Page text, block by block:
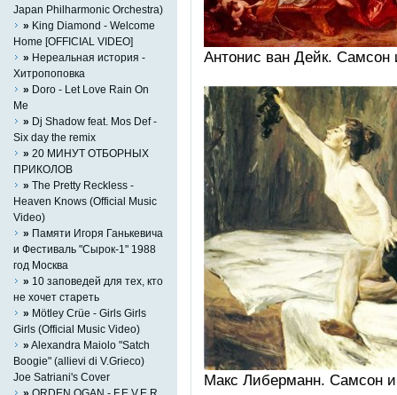
Aнтoниc вaн Дeйк. Cамcон
Мaкc Либeрмaнн. Cамcон
Japan Philharmonic Orchestra)
» King Diamond - Welcome
Home [OFFICIAL VIDEO]
» Нереальная история -
Хитропоповка
» Doro - Let Love Rain On
Me
» Dj Shadow feat. Mos Def -
Six day the remix
» 20 МИНУТ ОТБОРНЫХ
ПРИКОЛОВ
» The Pretty Reckless -
Heaven Knows (Official Music
Video)
» Памяти Игоря Ганькевича
и Фестиваль "Сырок-1" 1988
год Москва
» 10 заповедей для тех, кто
не хочет стареть
» Mötley Crüe - Girls Girls
Girls (Official Music Video)
» Alexandra Maiolo "Satch
Boogie" (allievi di V.Grieco)
Joe Satriani's Cover
» ORDEN OGAN - F.E.V.E.R